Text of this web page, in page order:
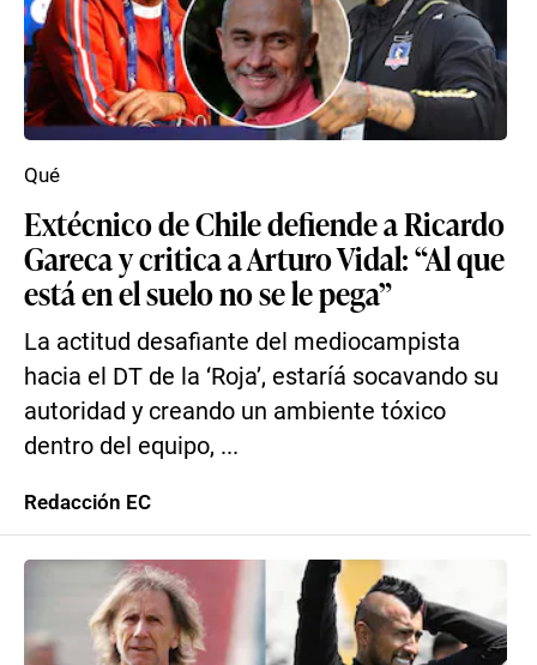
Extécnico de Chile defiende a Ricardo
Gareca y critica a Arturo Vidal: “Al que
está en el suelo no se le pega”
La actitud desafiante del mediocampista
hacia el DT de la ‘Roja’, estaríá socavando su
autoridad y creando un ambiente tóxico
dentro del equipo, ...
Qué
Redacción EC